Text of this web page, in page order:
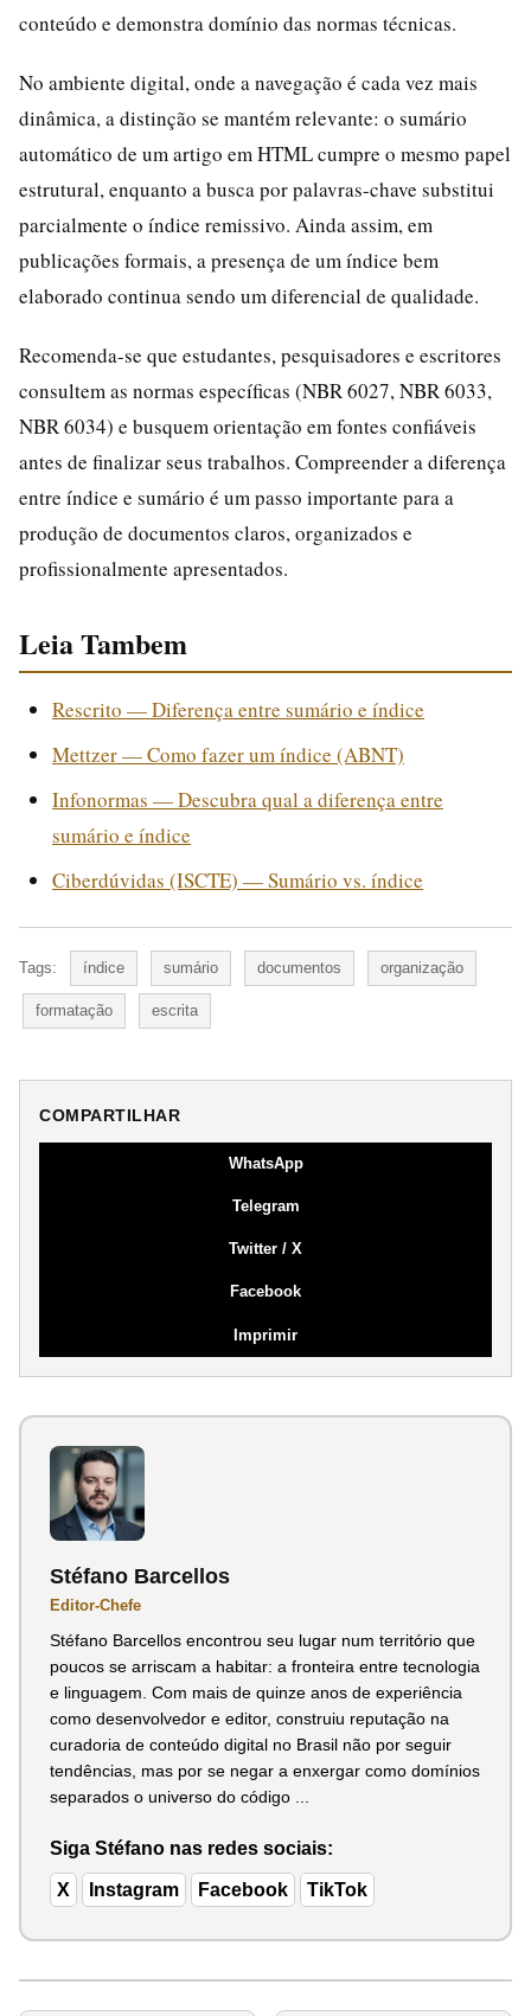
conteúdo e demonstra domínio das normas técnicas.
No ambiente digital, onde a navegação é cada vez mais
dinâmica, a distinção se mantém relevante: o sumário
automático de um artigo em HTML cumpre o mesmo papel
estrutural, enquanto a busca por palavras-chave substitui
parcialmente o índice remissivo. Ainda assim, em
publicações formais, a presença de um índice bem
elaborado continua sendo um diferencial de qualidade.
Recomenda-se que estudantes, pesquisadores e escritores
consultem as normas específicas (NBR 6027, NBR 6033,
NBR 6034) e busquem orientação em fontes confiáveis
antes de finalizar seus trabalhos. Compreender a diferença
entre índice e sumário é um passo importante para a
produção de documentos claros, organizados e
profissionalmente apresentados.
Leia Tambem
Rescrito — Diferença entre sumário e índice
Mettzer — Como fazer um índice (ABNT)
Infonormas — Descubra qual a diferença entre
sumário e índice
Ciberdúvidas (ISCTE) — Sumário vs. índice
Tags: índice sumário documentos organização
formatação escrita
COMPARTILHAR
WhatsApp
Telegram
Twitter / X
Facebook
Imprimir
Stéfano Barcellos
Editor-Chefe
Stéfano Barcellos encontrou seu lugar num território que
poucos se arriscam a habitar: a fronteira entre tecnologia
e linguagem. Com mais de quinze anos de experiência
como desenvolvedor e editor, construiu reputação na
curadoria de conteúdo digital no Brasil não por seguir
tendências, mas por se negar a enxergar como domínios
separados o universo do código ...
Siga Stéfano nas redes sociais:
X Instagram Facebook TikTok